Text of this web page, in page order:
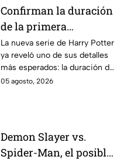
Confirman la duración
de la primera
temporada de Harry
Potter y emocionará a
los fans de los libros
La nueva serie de Harry Potter
ya reveló uno de sus detalles
más esperados: la duración de
la primera temporada basada
05 agosto, 2026
Demon Slayer vs.
Spider-Man, el posible